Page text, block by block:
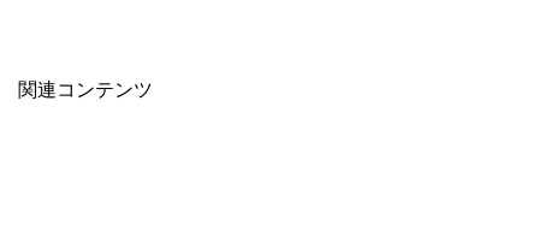
関連コンテンツ